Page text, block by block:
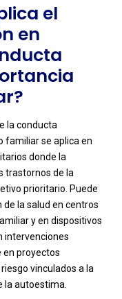
el
en
la conducta
familiar se aplica en
donde la
trastornos de la
prioritario. Puede
la salud en centros
y en dispositivos
intervenciones
en proyectos
vinculados a la
la autoestima.